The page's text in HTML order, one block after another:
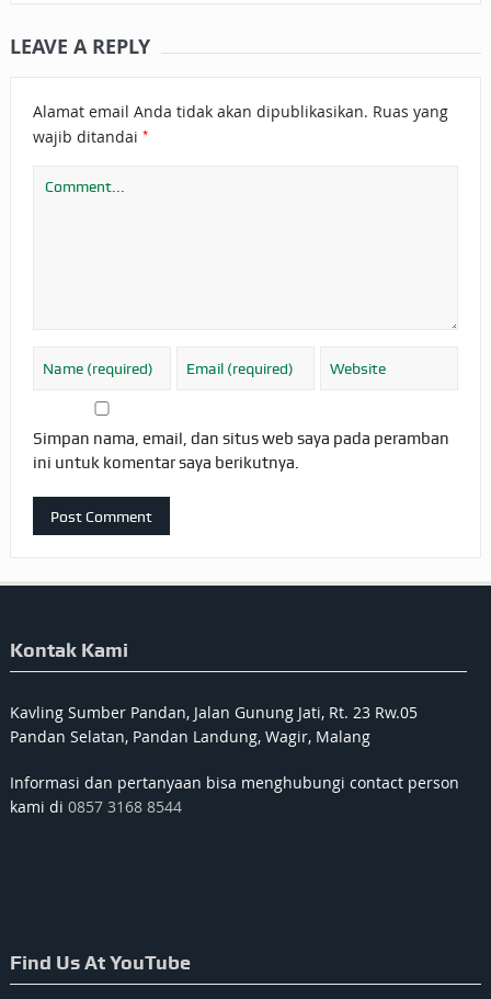
LEAVE A REPLY
Alamat email Anda tidak akan dipublikasikan. Ruas yang
wajib ditandai *
Simpan nama, email, dan situs web saya pada peramban
ini untuk komentar saya berikutnya.
Kontak Kami
Kavling Sumber Pandan, Jalan Gunung Jati, Rt. 23 Rw.05
Pandan Selatan, Pandan Landung, Wagir, Malang
Informasi dan pertanyaan bisa menghubungi contact person
kami di 0857 3168 8544
Find Us At YouTube